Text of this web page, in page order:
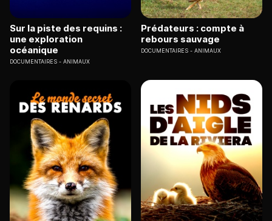
Sur la piste des requins :
une exploration
océanique
DOCUMENTAIRES ANIMAUX
Prédateurs : compte à
rebours sauvage
DOCUMENTAIRES ANIMAUX